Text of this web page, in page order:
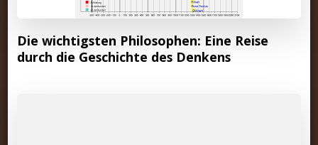
Die wichtigsten Philosophen: Eine Reise
durch die Geschichte des Denkens